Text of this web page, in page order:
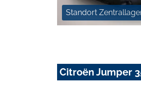
Standort
Citroën Jumper